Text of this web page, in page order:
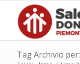
Tag Archivio